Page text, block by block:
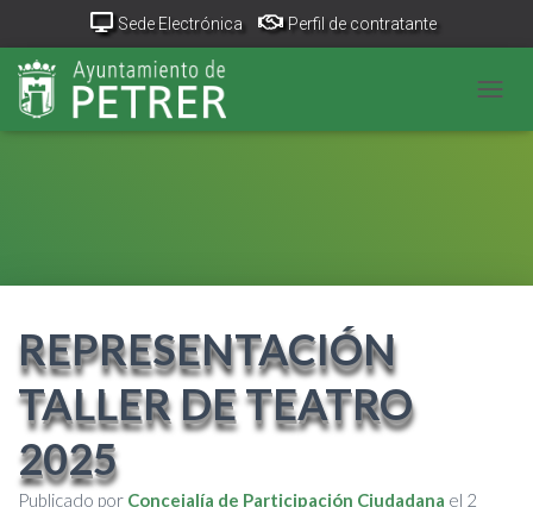
Sede Electrónica Perfil de contratante
Portal Transparencia
Canal de denuncias
REPRESENTACIÓN
TALLER DE TEATRO
2025
Publicado por Concejalía de Participación Ciudadana el 2